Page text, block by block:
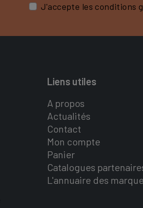
J'accepte les conditions
Liens utiles
A propos
Actualités
Contact
Mon compte
Panier
Catalogues
L'annuaire des